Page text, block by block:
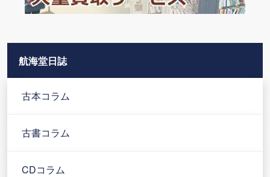
航海堂日誌
古本コラム
古書コラム
CDコラム